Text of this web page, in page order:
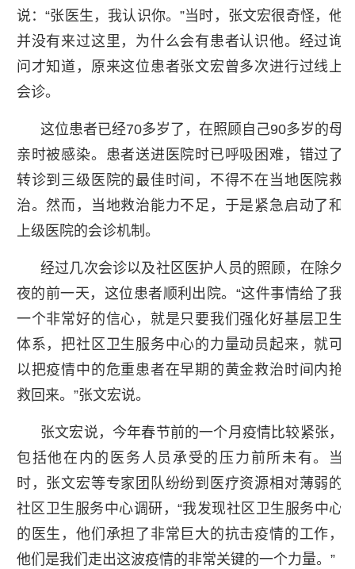
说：“张医生，我认识你。”当时，张文宏很奇怪，他
并没有来过这里，为什么会有患者认识他。经过询
问才知道，原来这位患者张文宏曾多次进行过线上
会诊。
这位患者已经70多岁了，在照顾自己90多岁的母
亲时被感染。患者送进医院时已呼吸困难，错过了
转诊到三级医院的最佳时间，不得不在当地医院救
治。然而，当地救治能力不足，于是紧急启动了和
上级医院的会诊机制。
经过几次会诊以及社区医护人员的照顾，在除夕
夜的前一天，这位患者顺利出院。“这件事情给了我
一个非常好的信心，就是只要我们强化好基层卫生
体系，把社区卫生服务中心的力量动员起来，就可
以把疫情中的危重患者在早期的黄金救治时间内抢
救回来。”张文宏说。
张文宏说，今年春节前的一个月疫情比较紧张，
包括他在内的医务人员承受的压力前所未有。当
时，张文宏等专家团队纷纷到医疗资源相对薄弱的
社区卫生服务中心调研，“我发现社区卫生服务中心
的医生，他们承担了非常巨大的抗击疫情的工作，
他们是我们走出这波疫情的非常关键的一个力量。”